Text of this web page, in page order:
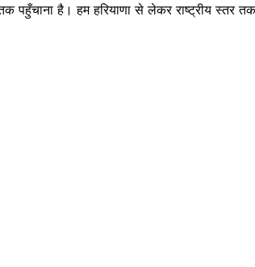
है। हम हरियाणा से लेकर राष्ट्रीय स्तर